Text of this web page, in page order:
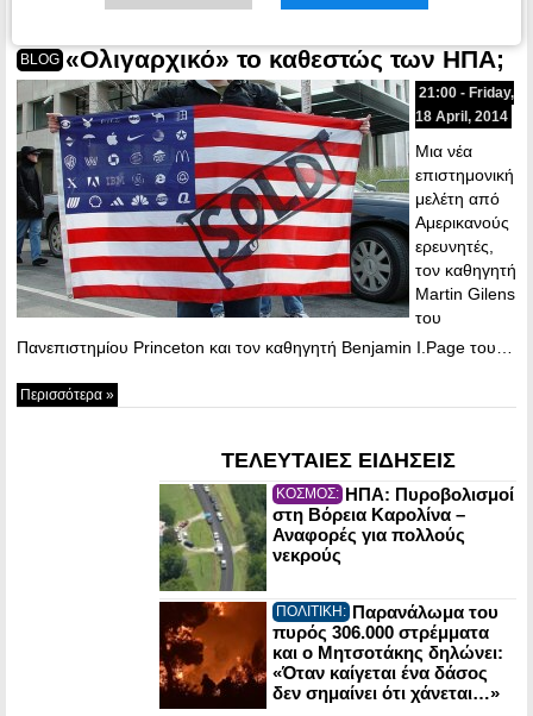
Περισσότερα »
BLOG «Ολιγαρχικό» το καθεστώς των ΗΠΑ;
21:00 - Friday,
18 April, 2014
Μια νέα
επιστημονική
μελέτη από
Αμερικανούς
ερευνητές,
τον καθηγητή
Martin Gilens
του
Πανεπιστημίου Princeton και τον καθηγητή Benjamin I.Page του…
Περισσότερα »
ΤΕΛΕΥΤΑΙΕΣ ΕΙΔΗΣΕΙΣ
ΚΟΣΜΟΣ: ΗΠΑ: Πυροβολισμοί
στη Βόρεια Καρολίνα –
Αναφορές για πολλούς
νεκρούς
ΠΟΛΙΤΙΚΗ: Παρανάλωμα του
πυρός 306.000 στρέμματα
και ο Μητσοτάκης δηλώνει:
«Όταν καίγεται ένα δάσος
δεν σημαίνει ότι χάνεται…»